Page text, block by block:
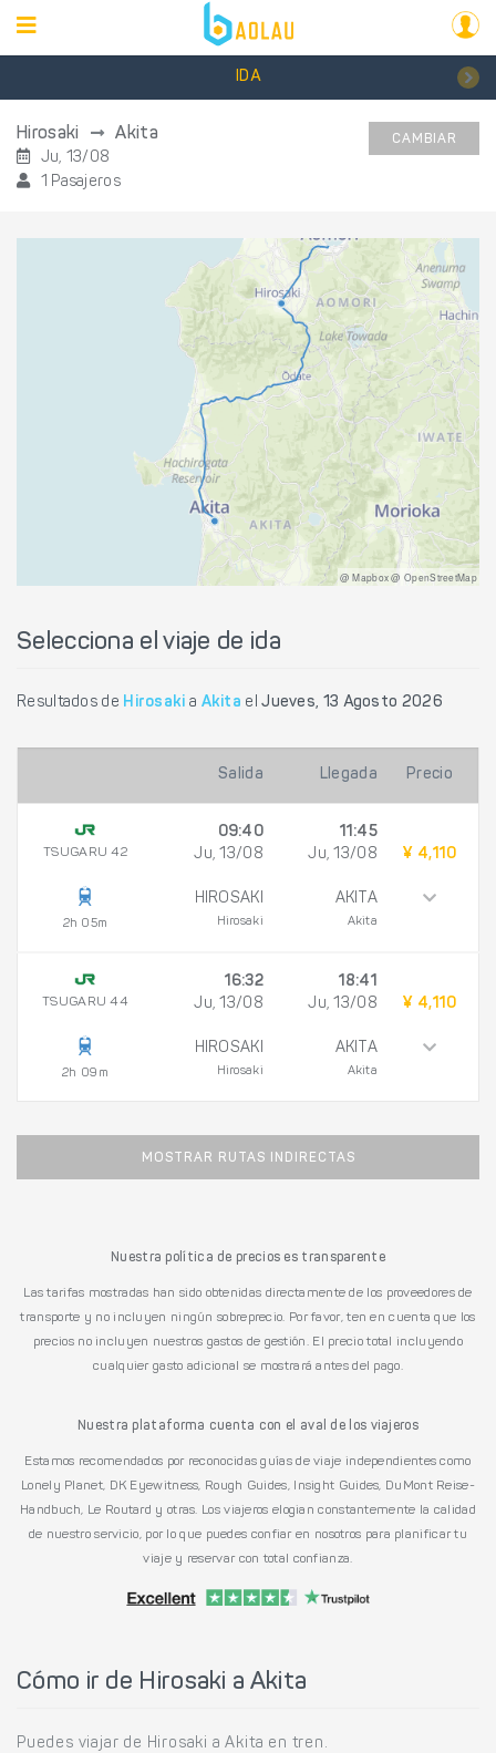
IDA
Hirosaki Akita
Ju, 13/08
1 Pasajeros
CAMBIAR
@ Mapbox @ OpenStreetMap
Selecciona el viaje de ida
Resultados de Hirosaki a Akita elJueves, 13 Agosto 2026
Salida Llegada Precio
TSUGARU 42
2h 05m
09:40
Ju, 13/08
HIROSAKI
Hirosaki
11:45
Ju, 13/08
AKITA
Akita
¥ 4,110
TSUGARU 44
2h 09m
16:32
Ju, 13/08
HIROSAKI
Hirosaki
18:41
Ju, 13/08
AKITA
Akita
¥ 4,110
MOSTRAR RUTAS INDIRECTAS
Nuestra política de precios es transparente
Las tarifas mostradas han sido obtenidas directamente de los proveedores de
transporte y no incluyen ningún sobreprecio. Por favor, ten en cuenta que los
precios no incluyen nuestros gastos de gestión. El precio total incluyendo
cualquier gasto adicional se mostrará antes del pago.
Nuestra plataforma cuenta con el aval de los viajeros
Estamos recomendados por reconocidas guías de viaje independientes como
Lonely Planet, DK Eyewitness, Rough Guides, Insight Guides, DuMont Reise-
Handbuch, Le Routard y otras. Los viajeros elogian constantemente la calidad
de nuestro servicio, por lo que puedes confiar en nosotros para planificar tu
viaje y reservar con total confianza.
Cómo ir de Hirosaki a Akita
Puedes viajar de Hirosaki a Akita en tren.